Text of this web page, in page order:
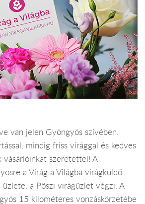
van jelen Gyöngyös szívében.
mindig friss virággal és kedves
vásárlóinkat szeretettel! A
a Virág a Világba virágküldő
a Pöszi virágüzlet végzi. A
15 kilométeres vonzáskörzetébe